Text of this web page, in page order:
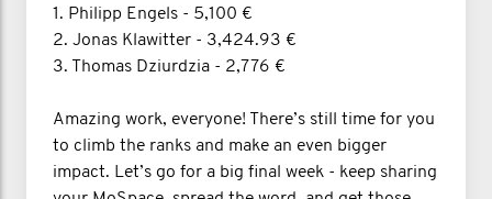
1. Philipp Engels - 5,100 €
2. Jonas Klawitter - 3,424.93 €
3. Thomas Dziurdzia - 2,776 €
Amazing work, everyone! There’s still time for you
to climb the ranks and make an even bigger
impact. Let’s go for a big final week - keep sharing